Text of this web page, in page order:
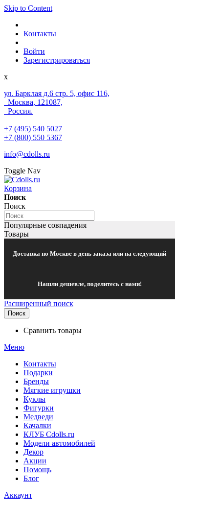
Skip to Content
Контакты
Войти
Зарегистрироваться
x
ул. Барклая д.6 стр. 5, офис 116,
Москва, 121087,
Россия.
+7 (495) 540 5027
+7 (800) 550 5367
info@cdolls.ru
Toggle Nav
Корзина
Поиск
Поиск
Популярные совпадения
Товары
Доставка по Москве в день заказа или на следующий
Нашли дешевле, поделитесь с нами!
Расширенный поиск
Поиск
Сравнить товары
Меню
Контакты
Подарки
Бренды
Мягкие игрушки
Куклы
Фигурки
Медведи
Качалки
КЛУБ Cdolls.ru
Модели автомобилей
Декор
Акции
Помощь
Блог
Аккаунт